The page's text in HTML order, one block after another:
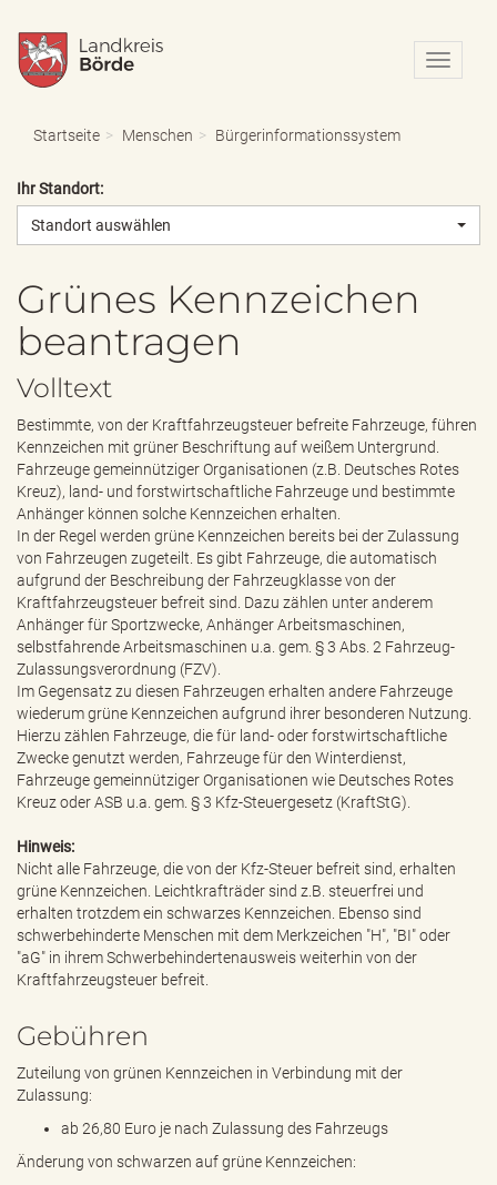
N
a
o
u
b
l
n
Startseite Menschen Bürgerinformationssystem
Ihr Standort:
Standort auswählen
Grünes Kennzeichen
beantragen
Volltext
Bestimmte, von der Kraftfahrzeugsteuer befreite Fahrzeuge, führen
Kennzeichen mit grüner Beschriftung auf weißem Untergrund.
Fahrzeuge gemeinnütziger Organisationen (z.B. Deutsches Rotes
Kreuz), land- und forstwirtschaftliche Fahrzeuge und bestimmte
Anhänger können solche Kennzeichen erhalten.
In der Regel werden grüne Kennzeichen bereits bei der Zulassung
von Fahrzeugen zugeteilt. Es gibt Fahrzeuge, die automatisch
aufgrund der Beschreibung der Fahrzeugklasse von der
Kraftfahrzeugsteuer befreit sind. Dazu zählen unter anderem
Anhänger für Sportzwecke, Anhänger Arbeitsmaschinen,
selbstfahrende Arbeitsmaschinen u.a. gem. § 3 Abs. 2 Fahrzeug-
Zulassungsverordnung (FZV).
Im Gegensatz zu diesen Fahrzeugen erhalten andere Fahrzeuge
wiederum grüne Kennzeichen aufgrund ihrer besonderen Nutzung.
Hierzu zählen Fahrzeuge, die für land- oder forstwirtschaftliche
Zwecke genutzt werden, Fahrzeuge für den Winterdienst,
Fahrzeuge gemeinnütziger Organisationen wie Deutsches Rotes
Kreuz oder ASB u.a. gem. § 3 Kfz-Steuergesetz (KraftStG).
Hinweis:
Nicht alle Fahrzeuge, die von der Kfz-Steuer befreit sind, erhalten
grüne Kennzeichen. Leichtkrafträder sind z.B. steuerfrei und
erhalten trotzdem ein schwarzes Kennzeichen. Ebenso sind
schwerbehinderte Menschen mit dem Merkzeichen "H", "BI" oder
"aG" in ihrem Schwerbehindertenausweis weiterhin von der
Kraftfahrzeugsteuer befreit.
Gebühren
Zuteilung von grünen Kennzeichen in Verbindung mit der
Zulassung:
ab 26,80 Euro je nach Zulassung des Fahrzeugs
Änderung von schwarzen auf grüne Kennzeichen: